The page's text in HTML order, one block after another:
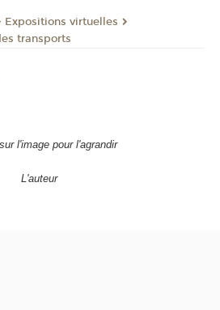
Expositions virtuelles
transports
l'image pour l'agrandir
L'auteur